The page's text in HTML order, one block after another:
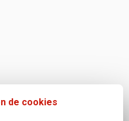
de cookies